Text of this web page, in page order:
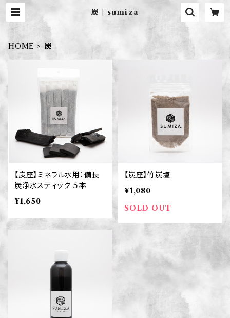
炭 | sumiza
HOME 炭
【炭座】ミネラル水用：備長
炭浄水スティック ５本
¥1,650
【炭座】竹炭塩
¥1,080
SOLD OUT